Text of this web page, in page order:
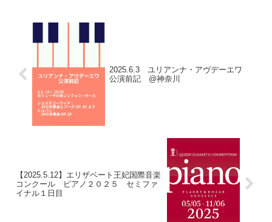
2025.6.3 ユリアンナ・アヴデーエワ
公演前記 @神奈川
【2025.5.12】エリザベート王妃国際音楽
コンクール ピアノ２０２５ セミファ
イナル１日目